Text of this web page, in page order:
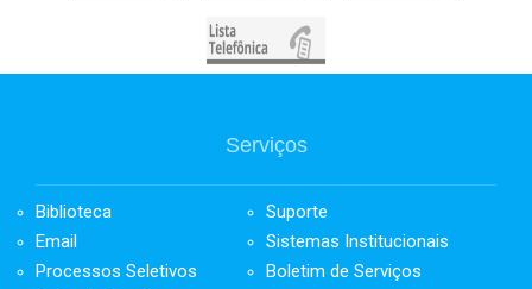
Serviços
Biblioteca
Suporte
Email
Sistemas Institucionais
Processos Seletivos
Boletim de Serviços